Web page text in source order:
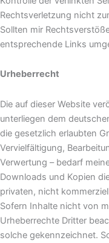
Rechtsverletzung nicht
Sollten mir
entsprechende Links
Urheberrecht
Die auf dieser Website
unterliegen dem
die gesetzlich erlaubten
Vervielfältigung,
Verwertung – bedarf
Downloads und Kopien
privaten, nicht
Sofern Inhalte nicht von
Urheberrechte Dritter
solche gekennzeichnet.